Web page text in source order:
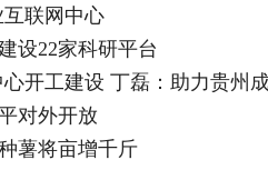
联网中心
设22家科研平台
开工建设 丁磊：助力贵州
对外开放
薯将亩增千斤